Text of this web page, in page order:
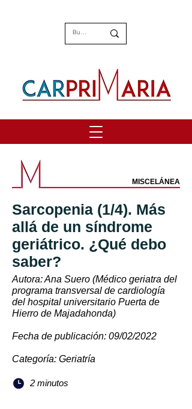
MISCELÁNEA
Sarcopenia (1/4). Más
allá de un síndrome
geriátrico. ¿Qué debo
saber?
Autora: Ana Suero (Médico geriatra del
programa transversal de cardiología
del hospital universitario Puerta de
Hierro de Majadahonda)
Fecha de publicación: 09/02/2022
Categoría: Geriatría
2 minutos